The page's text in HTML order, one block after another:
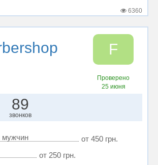
6360
F
Проверено
25 июня
89
звонков
мужчин
от 450 грн.
от 250 грн.